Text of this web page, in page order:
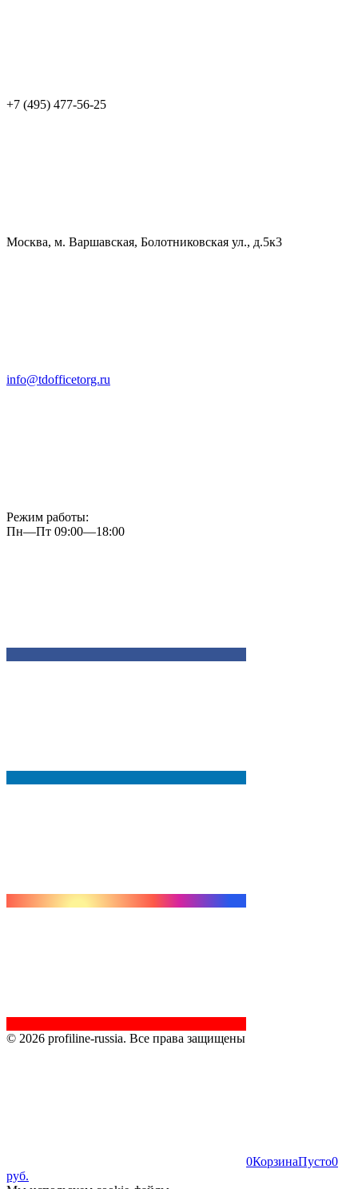
+7 (495) 477-56-25
Москва, м. Варшавская, Болотниковская ул., д.5к3
info@tdofficetorg.ru
Режим работы:
Пн—Пт 09:00—18:00
© 2026 profiline-russia. Все права защищены
0КорзинаПусто0
руб.